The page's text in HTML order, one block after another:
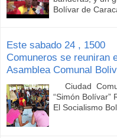
Bolívar de
Este sabado 24 , 1500
Comuneros se reuniran
Asamblea Comunal
Ciudad
“Simón
El Socialismo